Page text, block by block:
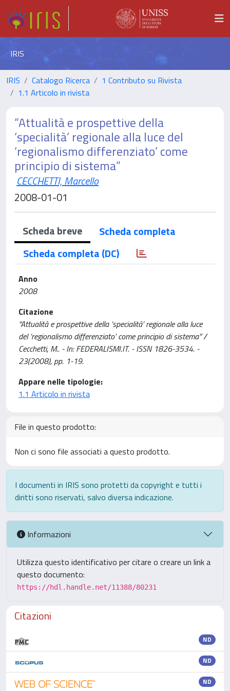
IRIS
IRIS Catalogo Ricerca
1 Contributo su Rivista
1.1 Articolo in rivista
“Attualità e prospettive della
‘specialità’ regionale alla luce del
‘regionalismo differenziato’ come
principio di sistema”
CECCHETTI, Marcello
2008-01-01
Scheda breve
Scheda completa
Scheda completa (DC)
Anno
2008
Citazione
“Attualità e prospettive della ‘specialità’ regionale alla luce
del ‘regionalismo differenziato’ come principio di sistema” /
Cecchetti, M.. - In: FEDERALISMI.IT. - ISSN 1826-3534. -
23(2008), pp. 1-19.
Appare nelle tipologie:
1.1 Articolo in rivista
File in questo prodotto:
Non ci sono file associati a questo prodotto.
I documenti in IRIS sono protetti da copyright e tutti i
diritti sono riservati, salvo diversa indicazione.
Informazioni
Utilizza questo identificativo per citare o creare un link a
questo documento:
https://hdl.handle.net/11388/80231
Citazioni
ND
ND
ND